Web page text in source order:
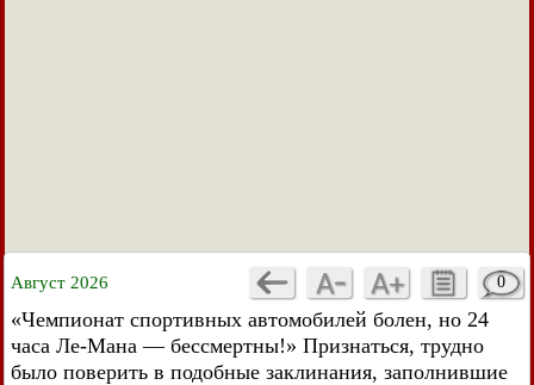
Август 2026 0
«Чемпионат спортивных автомобилей болен, но 24
часа Ле-Мана — бессмертны!» Признаться, трудно
было поверить в подобные заклинания, заполнившие